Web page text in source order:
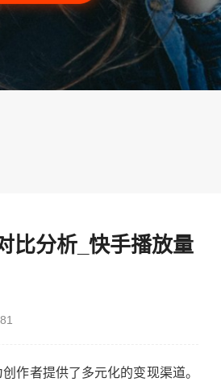
比分析_快手播放量
81
作者提供了多元化的变现渠道。